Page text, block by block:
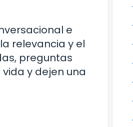
e
relevancia y el
preguntas
y dejen una